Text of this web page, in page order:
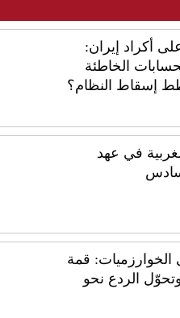
أكراد إيران:
الخاطئة
إسقاط النظام؟
في عهد
الخوارزميات: قمة
وتحوّل الردع نحو